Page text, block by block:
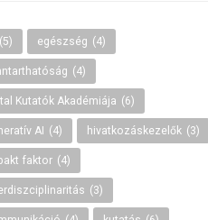
(5) egészség (4)
(4)
Kutatók Akadémiája (6)
AI (4) hivatkozáskezelők (3)
faktor (4)
(3)